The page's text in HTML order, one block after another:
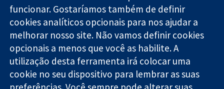
Evidências
confiáveis.
Decisões
informadas.
Melhor saúde.
11-13 Cavendish
Square
Londres
W1G 0AN
Reino Unido
Contato
Notícias
Assessoria de
imprensa
Sobre nós
Cochrane
funcionar. Gostaríamos também de definir
cookies analíticos opcionais para nos ajudar a
melhorar nosso site. Não vamos definir cookies
opcionais a menos que você as habilite. A
utilização desta ferramenta irá colocar uma
cookie no seu dispositivo para lembrar as suas